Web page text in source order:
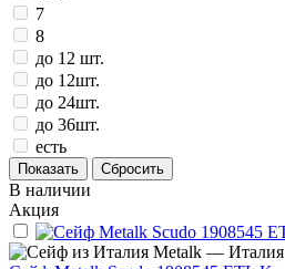
7
8
до 12 шт.
до 12шт.
до 24шт.
до 36шт.
есть
В наличии
Акция
Metalk — Италия